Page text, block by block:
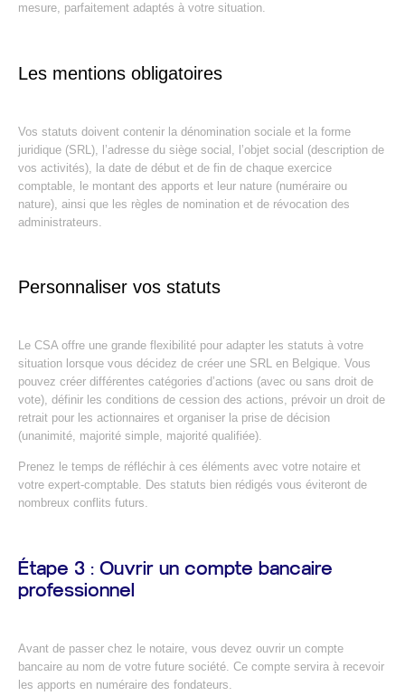
mesure, parfaitement adaptés à votre situation.
Les mentions obligatoires
Vos statuts doivent contenir la dénomination sociale et la forme
juridique (SRL), l’adresse du siège social, l’objet social (description de
vos activités), la date de début et de fin de chaque exercice
comptable, le montant des apports et leur nature (numéraire ou
nature), ainsi que les règles de nomination et de révocation des
administrateurs.
Personnaliser vos statuts
Le CSA offre une grande flexibilité pour adapter les statuts à votre
situation lorsque vous décidez de créer une SRL en Belgique. Vous
pouvez créer différentes catégories d’actions (avec ou sans droit de
vote), définir les conditions de cession des actions, prévoir un droit de
retrait pour les actionnaires et organiser la prise de décision
(unanimité, majorité simple, majorité qualifiée).
Prenez le temps de réfléchir à ces éléments avec votre notaire et
votre expert-comptable. Des statuts bien rédigés vous éviteront de
nombreux conflits futurs.
Étape 3 : Ouvrir un compte bancaire
professionnel
Avant de passer chez le notaire, vous devez ouvrir un compte
bancaire au nom de votre future société. Ce compte servira à recevoir
les apports en numéraire des fondateurs.